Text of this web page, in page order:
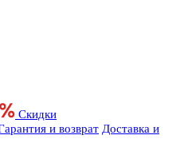
Скидки
и возврат Доставка и